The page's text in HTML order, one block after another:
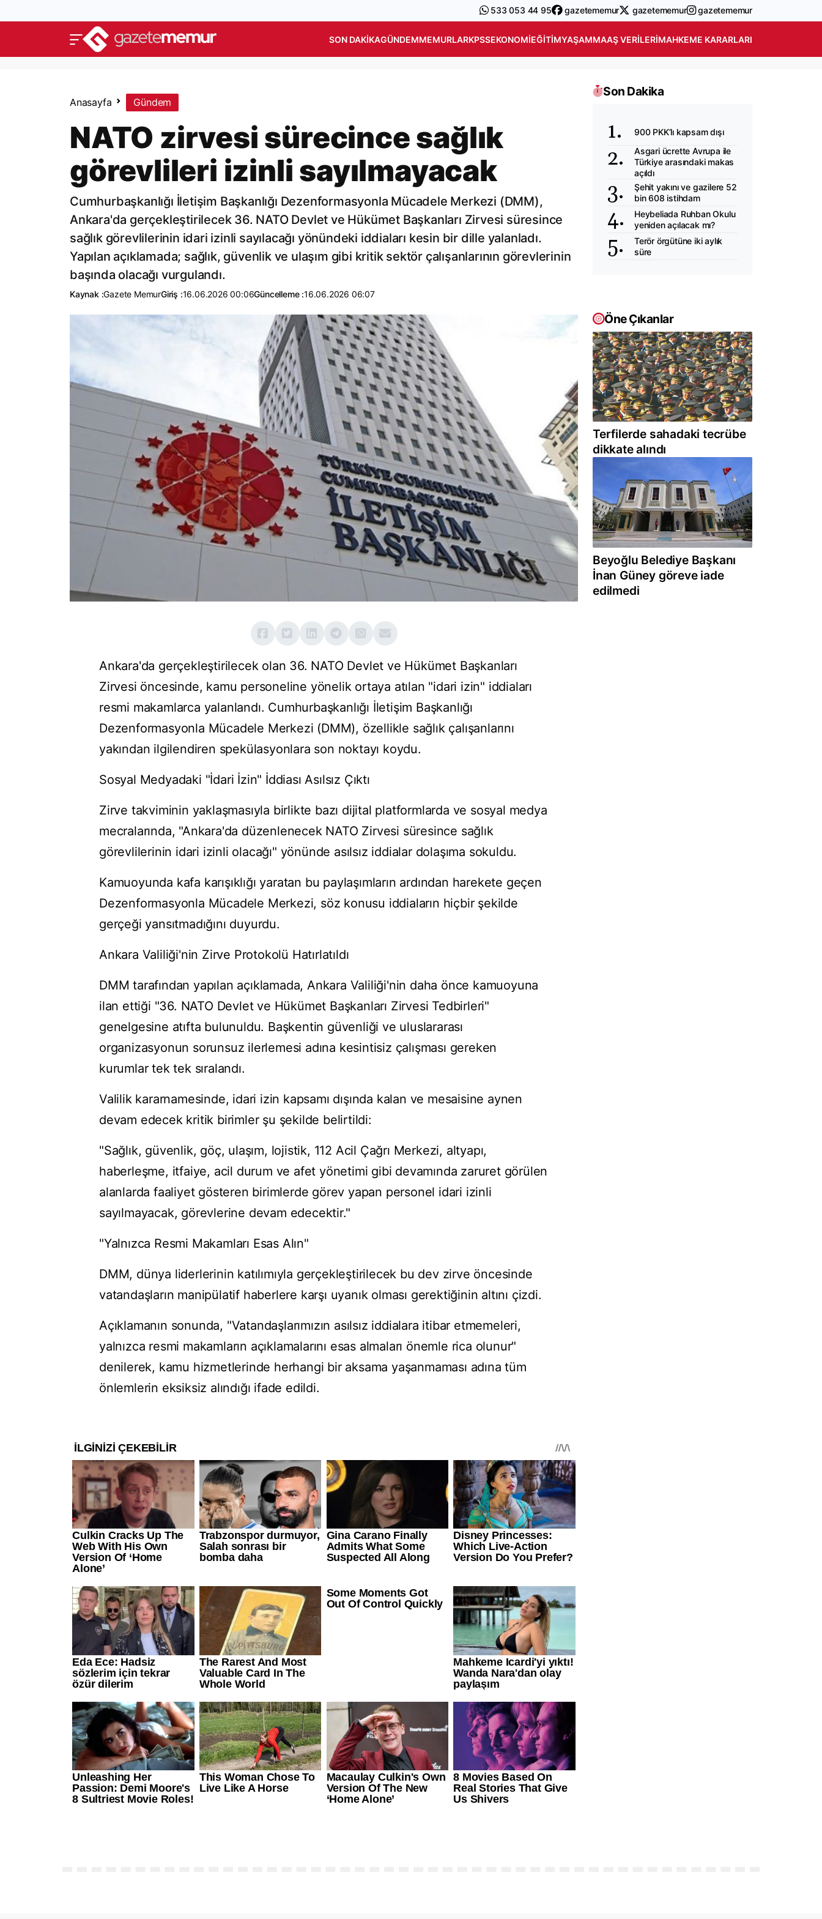
533 053 44 95 gazetememur gazetememur gazetememur
SON DAKIKAGÜNDEMMEMURLARKPSSEKONOMIEĞITIMYAŞAMMAAŞ VERILERIMAHKEME KARARLARI
Anasayfa Gündem
NATO zirvesi sürecince sağlık
görevlileri izinli sayılmayacak
Cumhurbaşkanlığı İletişim Başkanlığı Dezenformasyonla Mücadele Merkezi (DMM),
Ankara'da gerçekleştirilecek 36. NATO Devlet ve Hükümet Başkanları Zirvesi süresince
sağlık görevlilerinin idari izinli sayılacağı yönündeki iddiaları kesin bir dille yalanladı.
Yapılan açıklamada; sağlık, güvenlik ve ulaşım gibi kritik sektör çalışanlarının görevlerinin
başında olacağı vurgulandı.
Kaynak :Gazete MemurGiriş :16.06.2026 00:06Güncelleme :16.06.2026 06:07
Ankara'da gerçekleştirilecek olan 36. NATO Devlet ve Hükümet Başkanları
Zirvesi öncesinde, kamu personeline yönelik ortaya atılan "idari izin" iddiaları
resmi makamlarca yalanlandı. Cumhurbaşkanlığı İletişim Başkanlığı
Dezenformasyonla Mücadele Merkezi (DMM), özellikle sağlık çalışanlarını
yakından ilgilendiren spekülasyonlara son noktayı koydu.
Sosyal Medyadaki "İdari İzin" İddiası Asılsız Çıktı
Zirve takviminin yaklaşmasıyla birlikte bazı dijital platformlarda ve sosyal medya
mecralarında, "Ankara'da düzenlenecek NATO Zirvesi süresince sağlık
görevlilerinin idari izinli olacağı" yönünde asılsız iddialar dolaşıma sokuldu.
Kamuoyunda kafa karışıklığı yaratan bu paylaşımların ardından harekete geçen
Dezenformasyonla Mücadele Merkezi, söz konusu iddiaların hiçbir şekilde
gerçeği yansıtmadığını duyurdu.
Ankara Valiliği'nin Zirve Protokolü Hatırlatıldı
DMM tarafından yapılan açıklamada, Ankara Valiliği'nin daha önce kamuoyuna
ilan ettiği "36. NATO Devlet ve Hükümet Başkanları Zirvesi Tedbirleri"
genelgesine atıfta bulunuldu. Başkentin güvenliği ve uluslararası
organizasyonun sorunsuz ilerlemesi adına kesintisiz çalışması gereken
kurumlar tek tek sıralandı.
Valilik kararnamesinde, idari izin kapsamı dışında kalan ve mesaisine aynen
devam edecek kritik birimler şu şekilde belirtildi:
"Sağlık, güvenlik, göç, ulaşım, lojistik, 112 Acil Çağrı Merkezi, altyapı,
haberleşme, itfaiye, acil durum ve afet yönetimi gibi devamında zaruret görülen
alanlarda faaliyet gösteren birimlerde görev yapan personel idari izinli
sayılmayacak, görevlerine devam edecektir."
"Yalnızca Resmi Makamları Esas Alın"
DMM, dünya liderlerinin katılımıyla gerçekleştirilecek bu dev zirve öncesinde
vatandaşların manipülatif haberlere karşı uyanık olması gerektiğinin altını çizdi.
Açıklamanın sonunda, "Vatandaşlarımızın asılsız iddialara itibar etmemeleri,
yalnızca resmi makamların açıklamalarını esas almaları önemle rica olunur"
denilerek, kamu hizmetlerinde herhangi bir aksama yaşanmaması adına tüm
önlemlerin eksiksiz alındığı ifade edildi.
Son Dakika
900 PKK’lı kapsam dışı
Asgari ücrette Avrupa ile
Türkiye arasındaki makas
açıldı
Şehit yakını ve gazilere 52
bin 608 istihdam
Heybeliada Ruhban Okulu
yeniden açılacak mı?
Terör örgütüne iki aylık
süre
Öne Çıkanlar
Terfilerde sahadaki tecrübe
dikkate alındı
Beyoğlu Belediye Başkanı
İnan Güney göreve iade
edilmedi